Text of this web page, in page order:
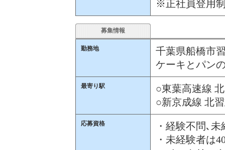
※正社員登用
募集情報
勤務地
千葉県船橋市
ケーキとパン
最寄り駅
○東葉高速線
○新京成線 北
応募資格
・経験不問､
・未経験者は